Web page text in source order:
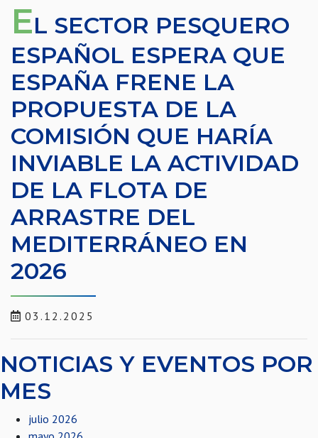
EL SECTOR PESQUERO
ESPAÑOL ESPERA QUE
ESPAÑA FRENE LA
PROPUESTA DE LA
COMISIÓN QUE HARÍA
INVIABLE LA ACTIVIDAD
DE LA FLOTA DE
ARRASTRE DEL
MEDITERRÁNEO EN
2026
03.12.2025
NOTICIAS Y EVENTOS POR
MES
julio 2026